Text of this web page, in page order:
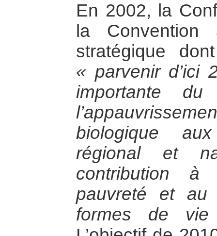
En 2002, la
la
stratégique
« parvenir d’ici
importante
biologique
régional et
contribution à
pauvreté et
formes de